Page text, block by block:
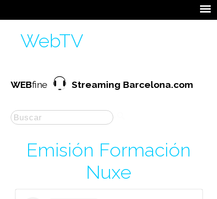
WebTV
WEBfineStreaming Barcelona.com
Emisión Formación
Nuxe